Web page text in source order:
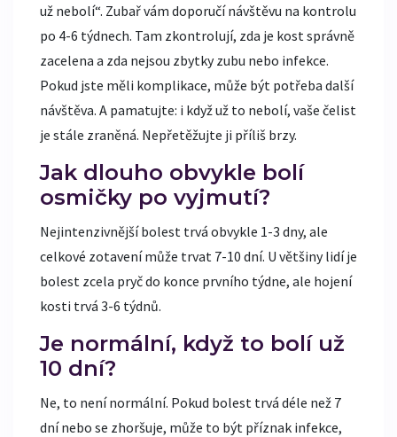
už nebolí“. Zubař vám doporučí návštěvu na kontrolu
po 4-6 týdnech. Tam zkontrolují, zda je kost správně
zacelena a zda nejsou zbytky zubu nebo infekce.
Pokud jste měli komplikace, může být potřeba další
návštěva. A pamatujte: i když už to nebolí, vaše čelist
je stále zraněná. Nepřetěžujte ji příliš brzy.
Jak dlouho obvykle bolí
osmičky po vyjmutí?
Nejintenzivnější bolest trvá obvykle 1-3 dny, ale
celkové zotavení může trvat 7-10 dní. U většiny lidí je
bolest zcela pryč do konce prvního týdne, ale hojení
kosti trvá 3-6 týdnů.
Je normální, když to bolí už
10 dní?
Ne, to není normální. Pokud bolest trvá déle než 7
dní nebo se zhoršuje, může to být příznak infekce,